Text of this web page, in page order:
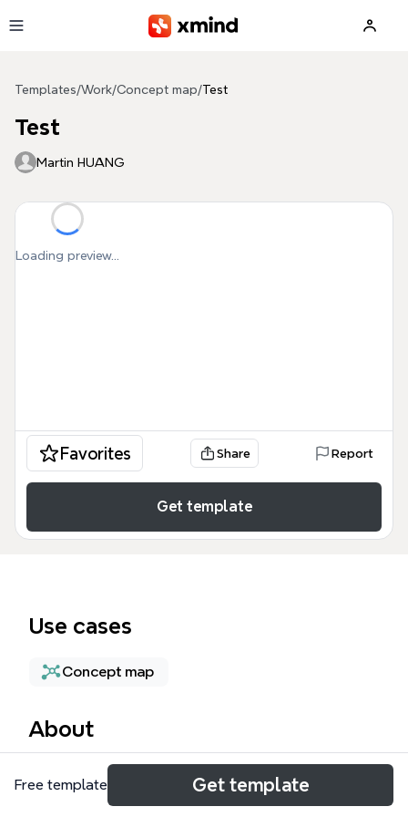
Templates/Work/Concept map/Test
Test
Martin HUANG
Loading preview...
Favorites Share Report
Get template
Use cases
Concept map
About
这份 Test 思维导图 深度融合了增长黑客方法论与心理
学洞察，旨在帮助企业在流量红利衰减的背景下实现科
Free template Get template